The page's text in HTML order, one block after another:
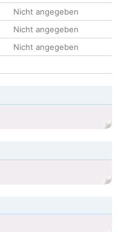
Nicht angegeben
Nicht angegeben
Nicht angegeben